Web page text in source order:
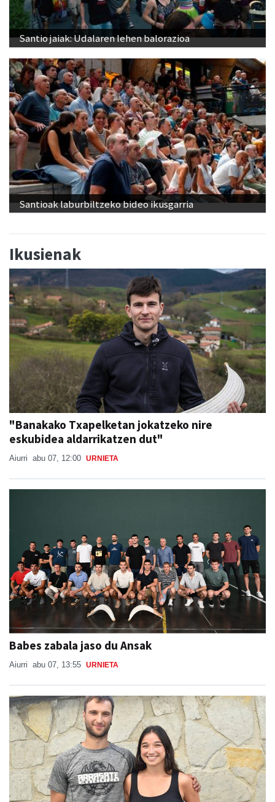
Santio jaiak: Udalaren lehen balorazioa
Santioak laburbiltzeko bideo ikusgarria
Ikusienak
"Banakako Txapelketan jokatzeko nire
eskubidea aldarrikatzen dut"
Aiurri abu 07, 12:00 URNIETA
Babes zabala jaso du Ansak
Aiurri abu 07, 13:55 URNIETA